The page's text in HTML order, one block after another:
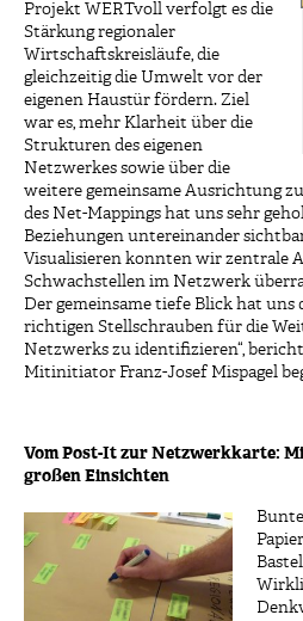
Projekt WERTvoll verfolgt es die
Stärkung regionaler
Wirtschaftskreisläufe, die
gleichzeitig die Umwelt vor der
eigenen Haustür fördern. Ziel
war es, mehr Klarheit über die
Strukturen des eigenen
Netzwerkes sowie über die
weitere gemeinsame Ausrichtung
des Net-Mappings hat uns sehr
Beziehungen untereinander
Visualisieren konnten wir zentrale
Schwachstellen im Netzwerk
Der gemeinsame tiefe Blick hat uns
richtigen Stellschrauben für die
Netzwerks zu identifizieren“,
Mitinitiator Franz-Josef Mispagel
Vom Post-It zur Netzwerkkarte:
großen Einsichten